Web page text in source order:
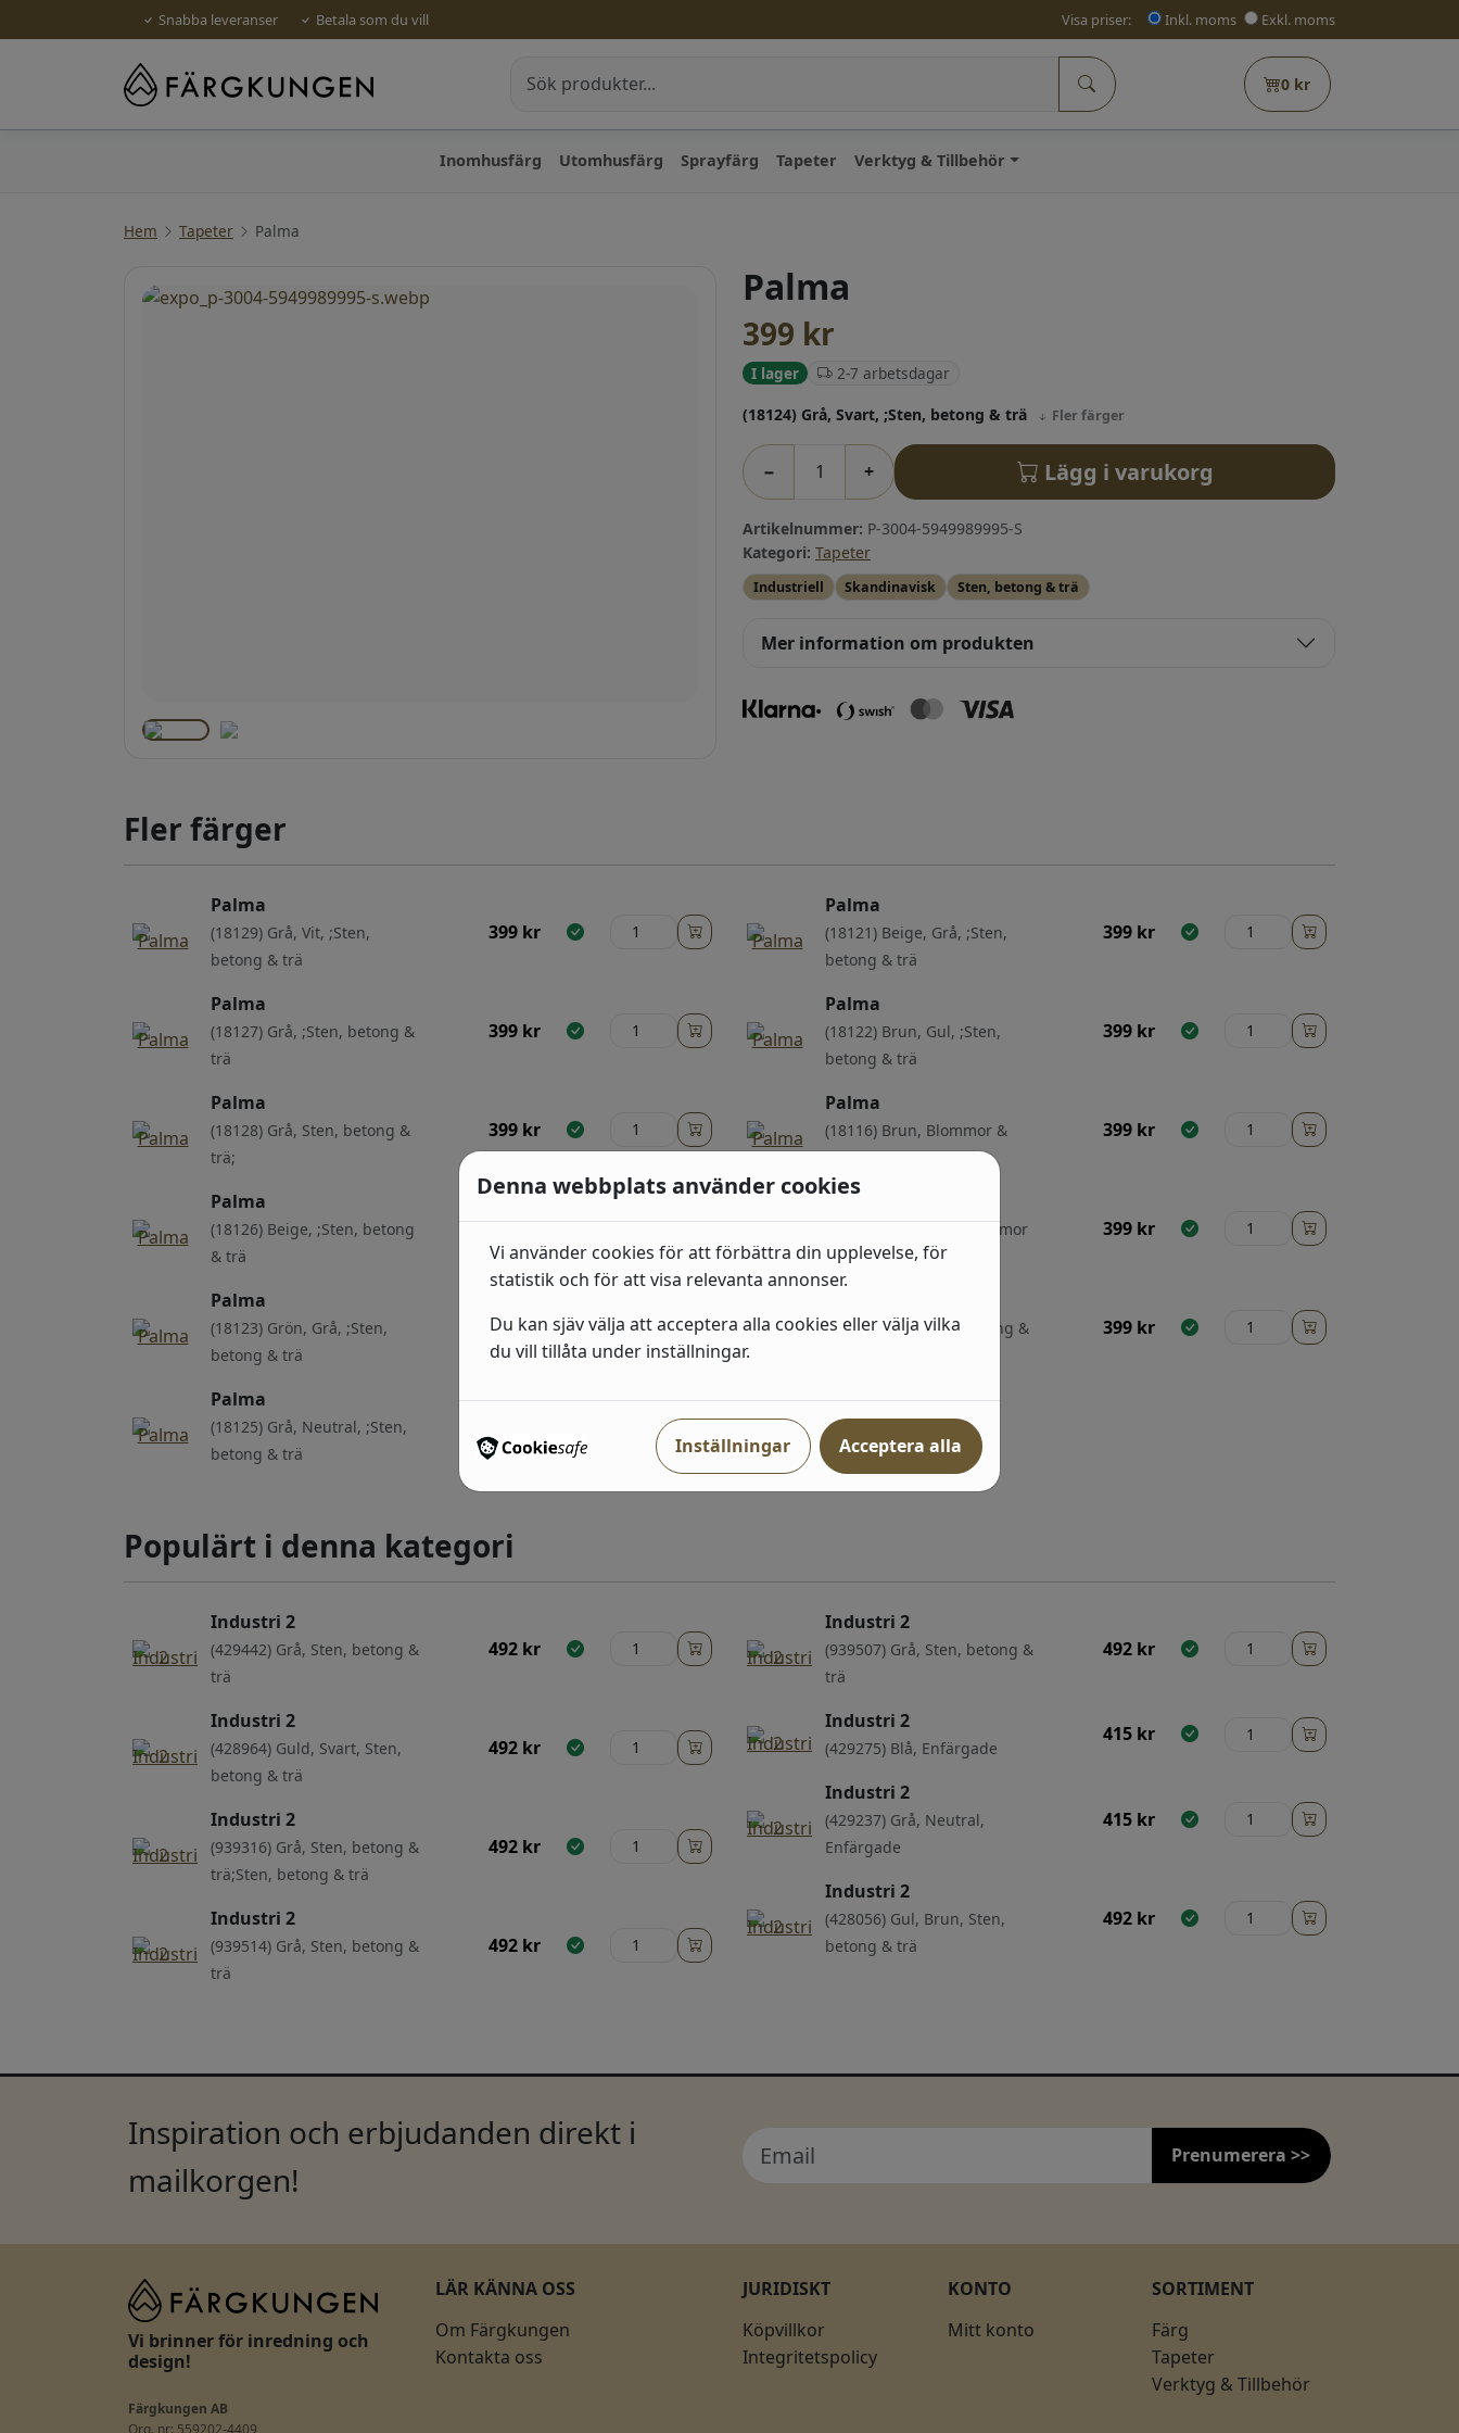
Snabba leveranser Betala som du vill Visa priser: Inkl. moms Exkl. moms
0 kr
Inomhusfärg Utomhusfärg Sprayfärg Tapeter Verktyg & Tillbehör
Hem Tapeter Palma
Palma
399 kr
I lager 2-7 arbetsdagar
(18124) Grå, Svart, ;Sten, betong & trä Fler färger
− + Lägg i varukorg
Artikelnummer: P-3004-5949989995-S
Kategori: Tapeter
Industriell Skandinavisk Sten, betong & trä
Mer information om produkten
Fler färger
Palma
(18129) Grå, Vit, ;Sten,
betong & trä
399 kr
Palma
(18127) Grå, ;Sten, betong &
trä
399 kr
Palma
(18128) Grå, Sten, betong &
trä;
399 kr
Palma
(18126) Beige, ;Sten, betong
& trä
399kr
Palma
(18123) Grön, Grå, ;Sten,
betong & trä
399kr
Palma
(18125) Grå, Neutral, ;Sten,
betong & trä
Palma
(18121) Beige, Grå, ;Sten,
betong & trä
399 kr
Palma
(18122) Brun, Gul, ;Sten,
betong & trä
399 kr
Palma
(18116) Brun, Blommor &
Blad;
399 kr
Palma
(18118) Grå, Svart, Blommor
& Blad;
399 kr
(18120) Grå, ;Sten, betong &
399 kr
Populärt i denna kategori
Industri 2
(429442) Grå, Sten, betong &
trä
492 kr
Industri 2
(428964) Guld, Svart, Sten,
betong & trä
492 kr
Industri 2
(939316) Grå, Sten, betong &
trä;Sten, betong & trä
492 kr
Industri 2
(939514) Grå, Sten, betong &
trä
492 kr
Industri 2
(939507) Grå, Sten, betong &
trä
492 kr
Industri 2
(429275) Blå, Enfärgade
415 kr
Industri 2
(429237) Grå, Neutral,
Enfärgade
415 kr
Industri 2
(428056) Gul, Brun, Sten,
betong & trä
492 kr
Inspiration och erbjudanden direkt i
mailkorgen!
Prenumerera >>
Vi brinner för inredning och
design!
Färgkungen AB
Org. nr: 559202-4409
LÄR KÄNNA OSS
Om Färgkungen
Kontakta oss
JURIDISKT
Köpvillkor
Integritetspolicy
KONTO
Mitt konto
SORTIMENT
Färg
Tapeter
Verktyg & Tillbehör
Denna webbplats använder cookies
Vi använder cookies för att förbättra din upplevelse, för
statistik och för att visa relevanta annonser.
Du kan sjäv välja att acceptera alla cookies eller välja vilka
du vill tillåta under inställningar.
Inställningar Acceptera alla